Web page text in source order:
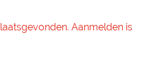
Aanmelden is